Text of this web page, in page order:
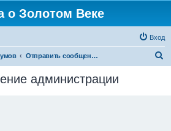
о Золотом Веке
Вход
Отправить сообщение администрации
администрации